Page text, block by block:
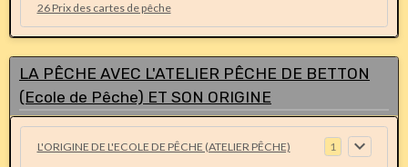
26 Prix des cartes de pêche
LA PÊCHE AVEC L'ATELIER PÊCHE DE BETTON
(Ecole de Pêche) ET SON ORIGINE
L'ORIGINE DE L'ECOLE DE PÊCHE (ATELIER PÊCHE) 1